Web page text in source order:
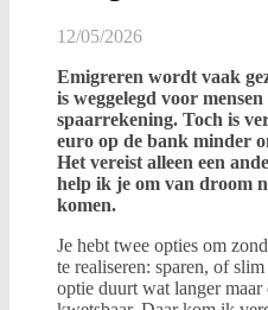
12/05/2026
Emigreren wordt vaak
is weggelegd voor
spaarrekening. Toch is
euro op de bank minder
Het vereist alleen een
help ik je om van droom
komen.
Je hebt twee opties om
te realiseren: sparen, of
optie duurt wat langer maar